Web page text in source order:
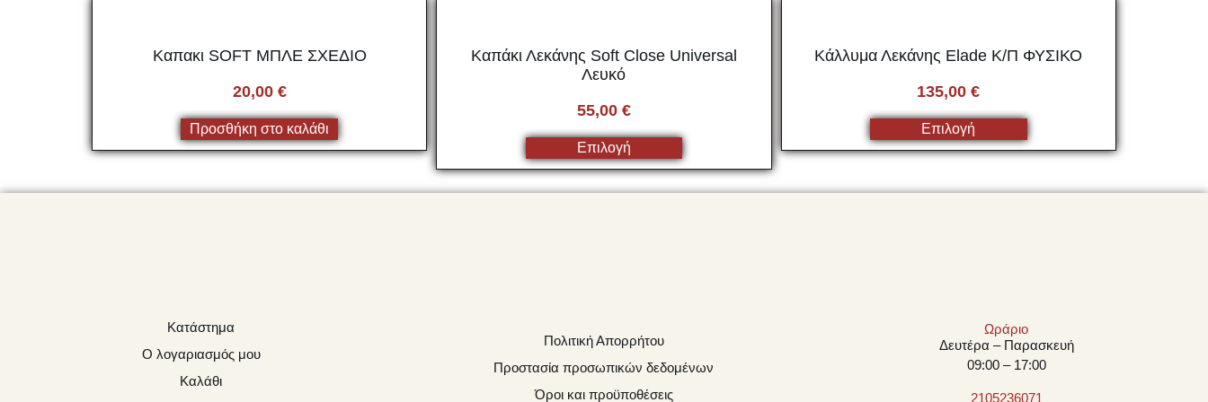
Καπακι SOFT ΜΠΛΕ ΣΧΕΔΙΟ
20,00 €
Προσθήκη στο καλάθι
Καπάκι Λεκάνης Soft Close Universal
Λευκό
55,00 €
Επιλογή
Κάλλυμα Λεκάνης Elade Κ/Π ΦΥΣΙΚΟ
135,00€
Επιλογή
Κατάστημα
Ο λογαριασμός μου
Καλάθι
Πολιτική Απορρήτου
Προστασία προσωπικών δεδομένων
Όροι και προϋποθέσεις
Ωράριο
Δευτέρα – Παρασκευή
09:00 – 17:00
2105236071